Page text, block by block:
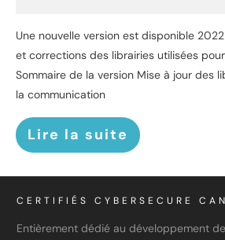
Une nouvelle version est disponible
et corrections des librairies utilisées
Sommaire de la version Mise à jour des
la communication
Lire la suite
CERTIFIÉS CYBERSECURE
Entièrement dédié au développement